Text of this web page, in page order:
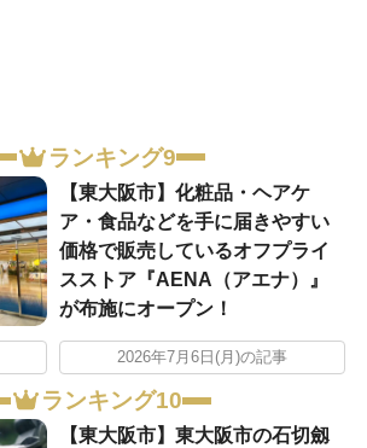
ランキング9
【東大阪市】化粧品・ヘアケ
ア・食品などを手に届きやすい
価格で販売しているオフプライ
スストア『AENA（アエナ）』
が布施にオープン！
2026年7月6日(月)の記事
ランキング10
【東大阪市】東大阪市の石切劔